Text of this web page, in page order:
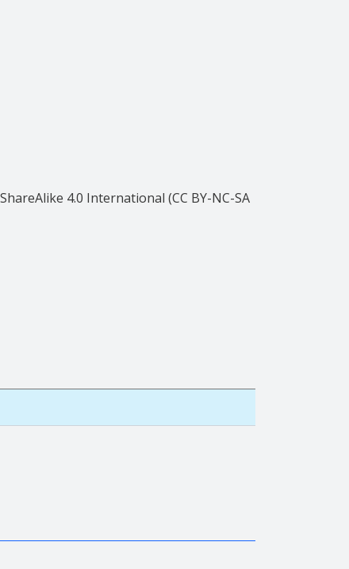
4.0 International (CC BY-NC-SA